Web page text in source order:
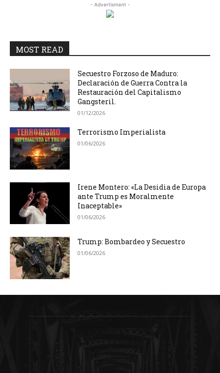
- Advertisment -
MOST READ
Secuestro Forzoso de Maduro:
Declaración de Guerra Contra la
Restauración del Capitalismo
Gangsteril.
01/12/2026
Terrorismo Imperialista
01/06/2026
Irene Montero: «La Desidia de Europa
ante Trump es Moralmente
Inaceptable»
01/06/2026
Trump: Bombardeo y Secuestro
01/06/2026